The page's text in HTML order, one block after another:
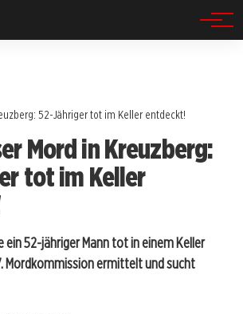
52-Jähriger tot im Keller entdeckt!
Mord in Kreuzberg:
tot im Keller
ein 52-jähriger Mann tot in einem Keller
Mordkommission ermittelt und sucht